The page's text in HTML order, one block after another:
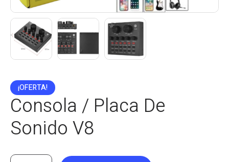
¡OFERTA!
Consola / Placa De
Sonido V8